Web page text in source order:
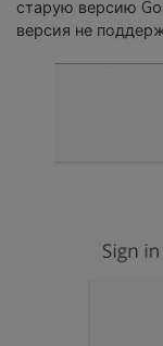
старую версию
версия не